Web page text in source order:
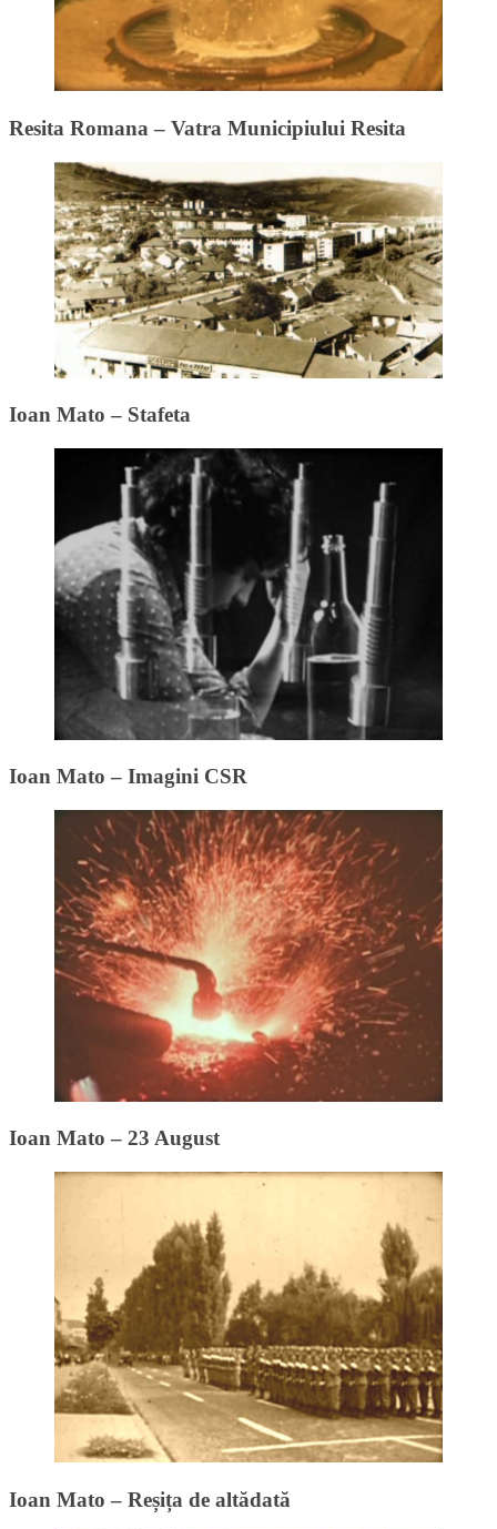
Resita Romana – Vatra Municipiului Resita
Ioan Mato – Stafeta
Ioan Mato – Imagini CSR
Ioan Mato – 23 August
Ioan Mato – Reșița de altădată